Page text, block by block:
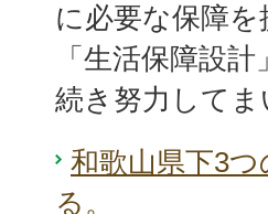
に必要な保障を
「生活保障設
続き努力してま
和歌山県下3
る。